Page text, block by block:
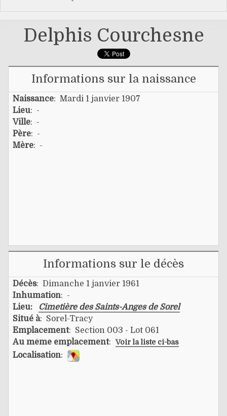
Delphis Courchesne
Informations sur la naissance
Naissance: Mardi 1 janvier 1907
Lieu: -
Ville: -
Père: -
Mère: -
Informations sur le décès
Décès: Dimanche 1 janvier 1961
Inhumation: -
Lieu:
Cimetière des Saints-Anges de Sorel
Situé à: Sorel-Tracy
Emplacement: Section 003 - Lot 061
Au même emplacement: Voir la liste ci-bas
Localisation: